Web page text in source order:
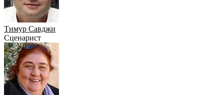
Тимур Савджи
Сценарист